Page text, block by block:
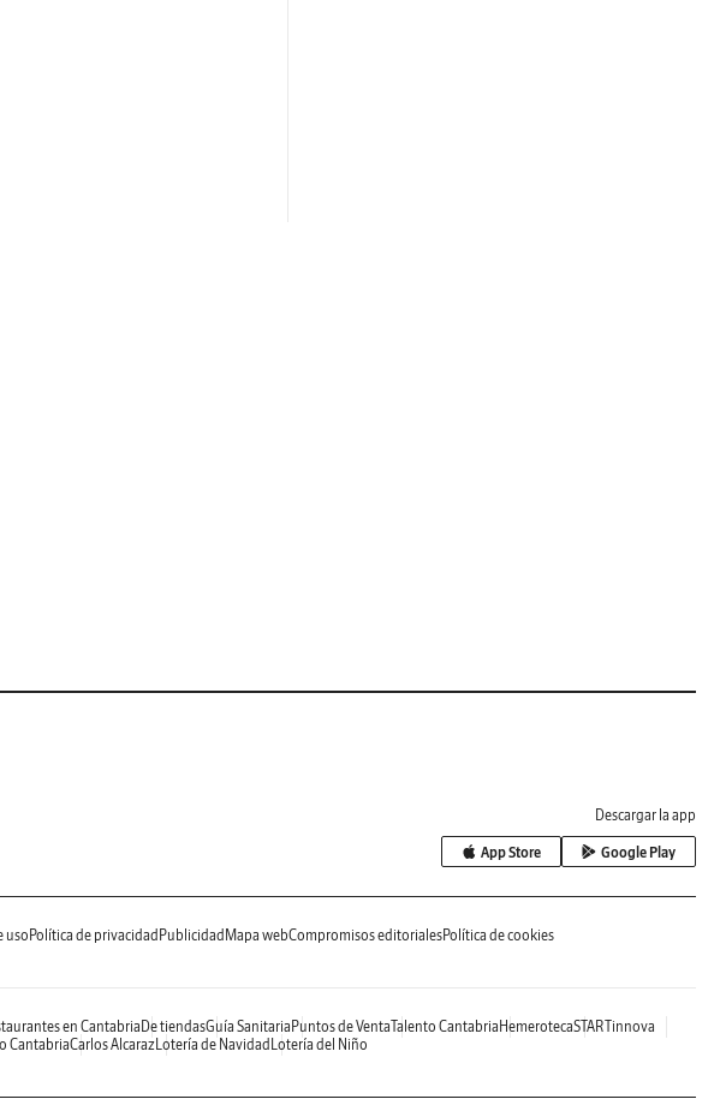
Descargar la app
App Store Google Play
usoPolítica de privacidad Publicidad Mapa webCompromisos editorialesPolítica de cookies
en Cantabria De tiendasGuía Sanitaria Puntos de VentaTalento Cantabria HemerotecaSTARTinnova
CantabriaCarlos AlcarazLotería de Navidad Lotería del Niño